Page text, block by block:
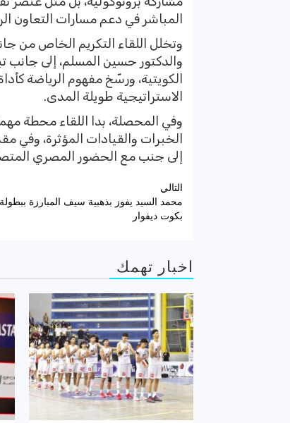
المباشر في دعم مسارات التعاون
وتخلل اللقاء التكريم الخاص من
والدكتور حسين المسلم، إلى جانب
الكويتية، ورسّخ مفهوم الرياضة
الاستراتيجية طويلة المدى.
وفي المحصلة، بدا اللقاء محطة
الخبرات والقيادات المؤثرة، وفي
إلى جنب مع الحضور المصري
تصفّح
المقالات
التالي
محمد السيد يفوز بذهبية سيف المبارزة ببطولة
بكوت ديفوار
اخبار تهمك